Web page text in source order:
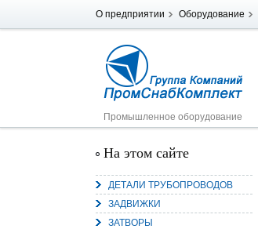
О предприятии Оборудование
Промышленное оборудование
На этом сайте
ДЕТАЛИ ТРУБОПРОВОДОВ
ЗАДВИЖКИ
ЗАТВОРЫ